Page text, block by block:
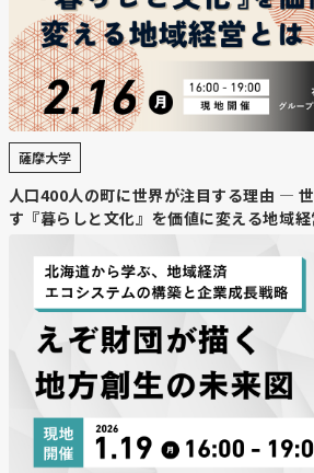
薩摩大学
人口400人の町に世界が注目する理由 —
す『暮らしと文化』を価値に変える地域